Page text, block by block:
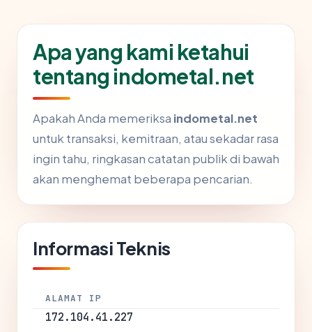
Apa yang kami ketahui
tentang indometal.net
Apakah Anda memeriksa indometal.net
untuk transaksi, kemitraan, atau sekadar rasa
ingin tahu, ringkasan catatan publik di bawah
akan menghemat beberapa pencarian.
Informasi Teknis
ALAMAT IP
172.104.41.227